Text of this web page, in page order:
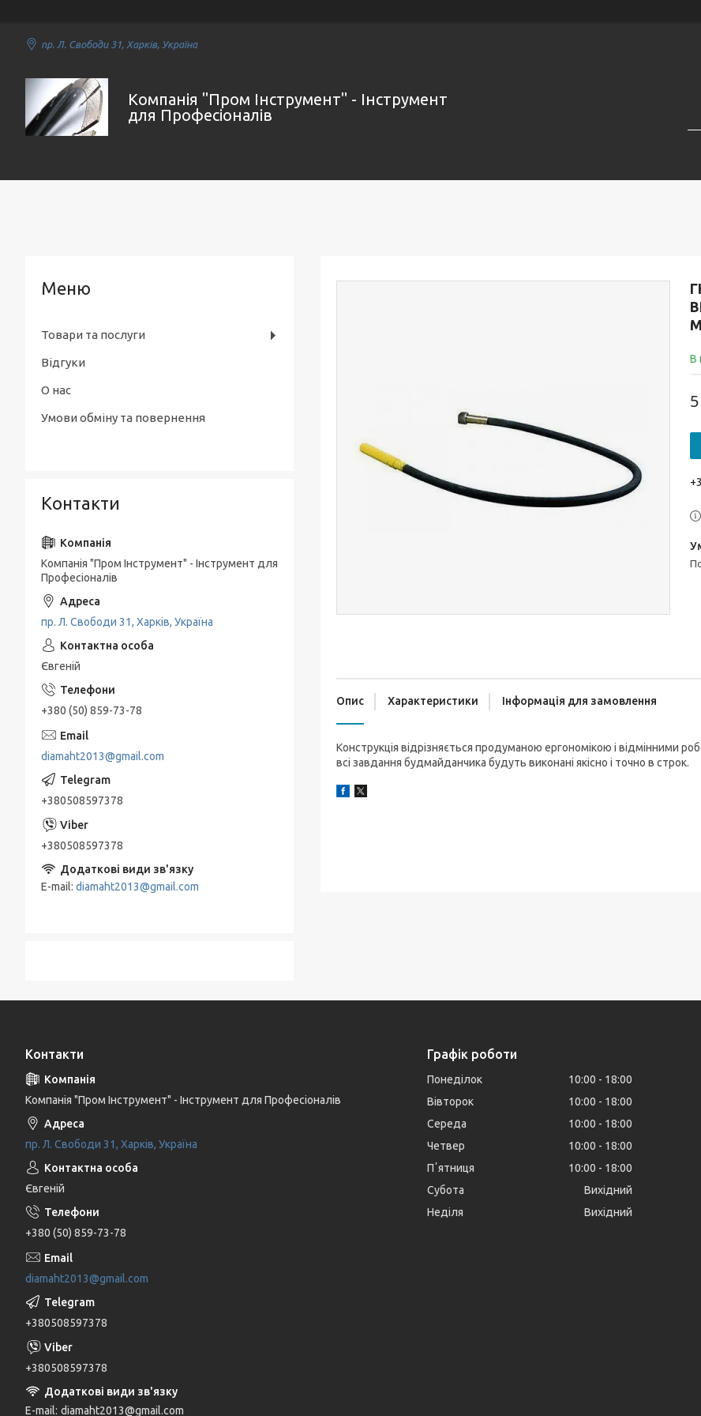
пр. Л. Свободи 31, Харків, Україна
Компанія "Пром Інструмент" - Інструмент
для Професіоналів
В
Опис Характеристики Інформація для замовлення
Конструкція відрізняється продуманою ергономікою і відмінними
всі завдання будмайданчика будуть виконані якісно і точно в строк.
Товари та послуги
Відгуки
О нас
Умови обміну та повернення
Контакти
Компанія "Пром Інструмент" - Інструмент для
Професіоналів
пр. Л. Свободи 31, Харків, Україна
Євгеній
+380 (50) 859-73-78
diamaht2013@gmail.com
+380508597378
+380508597378
E-mail diamaht2013@gmail.com
Контакти
Компанія "Пром Інструмент" - Інструмент для Професіоналів
пр. Л. Свободи 31, Харків, Україна
Євгеній
+380 (50) 859-73-78
diamaht2013@gmail.com
+380508597378
+380508597378
E-mail diamaht2013@gmail.com
Графік роботи
Понеділок 10:00
18:00
Вівторок
10:00
18:00
Середа
10:00
18:00
Четвер
10:00
18:00
Пʼятниця
10:00
18:00
Субота
Вихідний
Неділя
Вихідний